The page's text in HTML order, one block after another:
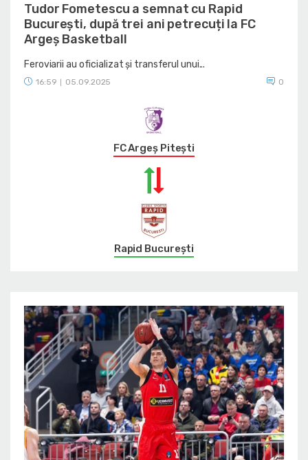
Tudor Fometescu a semnat cu Rapid
București, după trei ani petrecuți la FC
Argeș Basketball
Feroviarii au oficializat și transferul unui...
16:59 05.09.2025 0
FC Argeș Pitești
Rapid București